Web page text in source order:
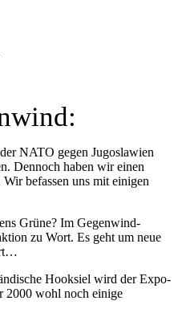
NATO gegen Jugoslawien
Dennoch haben wir einen
befassen uns mit einigen
Grüne? Im Gegenwind-
zu Wort. Es geht um neue
Hooksiel wird der Expo-
2000 wohl noch einige